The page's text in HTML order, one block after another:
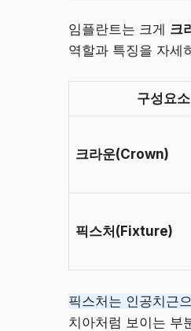
임플란트는 크게 크
역할과 특징을 자세
구성요소
크라운(Crown)
픽스처(Fixture)
픽스처는 인공치근
치아처럼 보이는 부